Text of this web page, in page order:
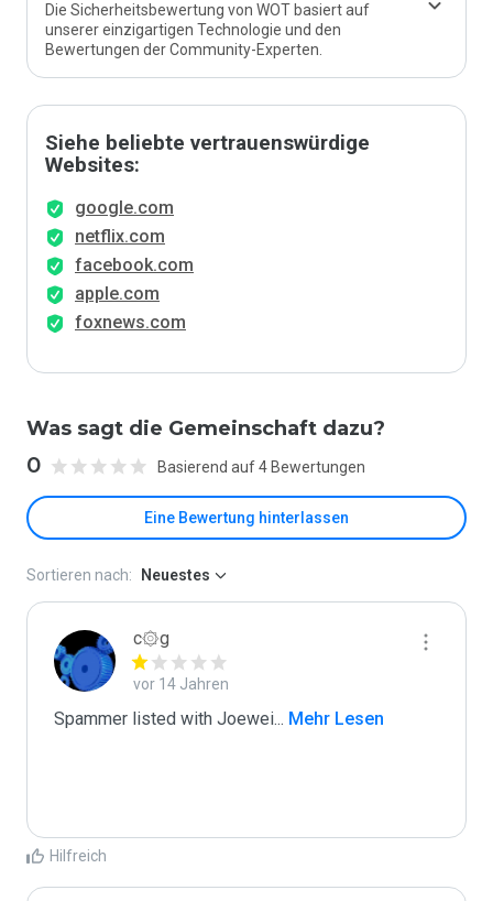
Die Sicherheitsbewertung von WOT basiert auf
unserer einzigartigen Technologie und den
Bewertungen der Community-Experten.
Siehe beliebte vertrauenswürdige
Websites:
google.com
netflix.com
facebook.com
apple.com
foxnews.com
Was sagt die Gemeinschaft dazu?
0 Basierend auf 4 Bewertungen
Eine Bewertung hinterlassen
Sortieren nach: Neuestes
c۞g
vor 14 Jahren
Spammer listed with Joewei... Mehr Lesen
Hilfreich